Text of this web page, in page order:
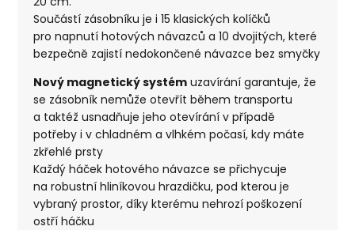
Součástí zásobníku je i 15 klasických kolíčků
pro napnutí hotových návazců a 10 dvojitých, které
bezpečně zajistí nedokončené návazce bez smyčky
Nový magnetický systém uzavírání garantuje, že
se zásobník nemůže otevřít během transportu
a taktéž usnadňuje jeho otevírání v případě
potřeby i v chladném a vlhkém počasí, kdy máte
zkřehlé prsty
Každý háček hotového návazce se přichycuje
na robustní hliníkovou hrazdičku, pod kterou je
vybraný prostor, díky kterému nehrozí poškození
ostří háčku